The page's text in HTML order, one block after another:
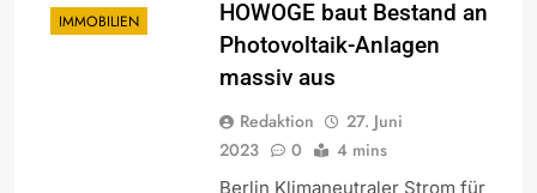
IMMOBILIEN
HOWOGE baut Bestand an
Photovoltaik-Anlagen
massiv aus
Redaktion
27. Juni
2023
0 4 mins
Berlin Klimaneutraler Strom für